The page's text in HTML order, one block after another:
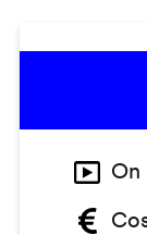
On